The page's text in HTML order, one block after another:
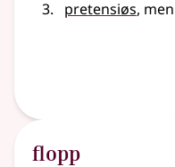
pretensiøs,
flopp